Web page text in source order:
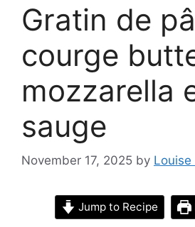
Gratin de
courge
mozzarella
sauge
November 17, 2025 by Louise
Jump to Recipe